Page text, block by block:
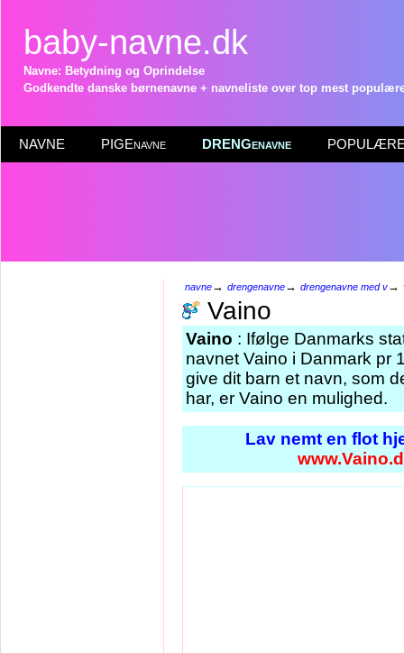
baby-navne.dk
Navne: Betydning og Oprindelse
Godkendte danske børnenavne + navneliste over top mest
NAVNE PIGEnavne DRENGenavne POPULÆRE
navne→ drengenavne→ drengenavne med v→
Vaino
Vaino : Ifølge Danmarks
navnet Vaino i Danmark pr
give dit barn et navn, som
har, er Vaino en mulighed.
Lav nemt en flot